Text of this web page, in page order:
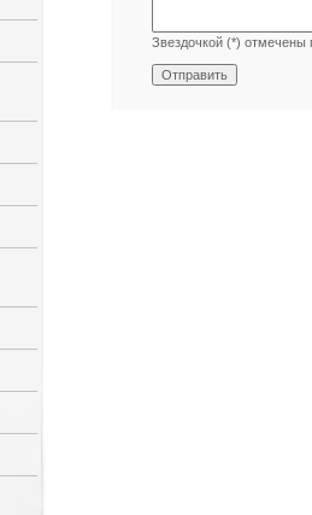
Звездочкой (*) отмечены